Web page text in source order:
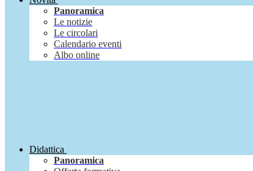
Panoramica
Le notizie
Le circolari
Calendario eventi
Albo online
Didattica
Panoramica